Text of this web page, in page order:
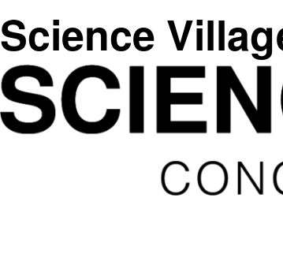
Science